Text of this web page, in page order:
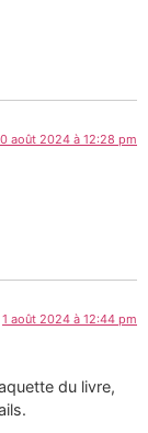
août 2024 à 12:28 pm
1 août 2024 à 12:44 pm
du livre,